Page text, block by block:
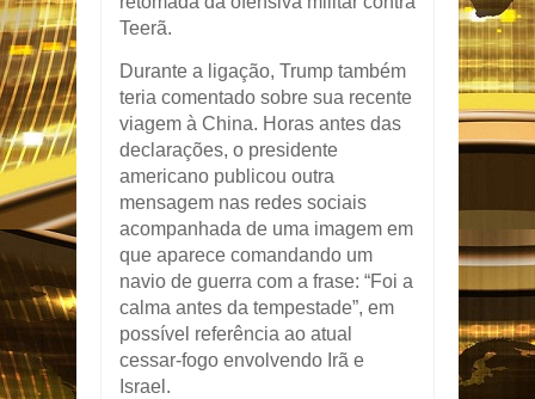
Teerã.
Durante a ligação, Trump também
teria comentado sobre sua recente
viagem à China. Horas antes das
declarações, o presidente
americano publicou outra
mensagem nas redes sociais
acompanhada de uma imagem em
que aparece comandando um
navio de guerra com a frase: “Foi a
calma antes da tempestade”, em
possível referência ao atual
cessar-fogo envolvendo Irã e
Israel.